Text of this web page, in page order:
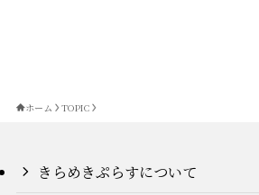
ホーム TOPIC
きらめきぷらすについて